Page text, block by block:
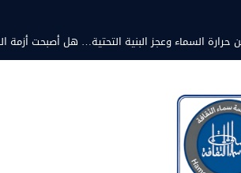
حرارة السماء وعجز البنية التحتية… هل أصبحت أزمة